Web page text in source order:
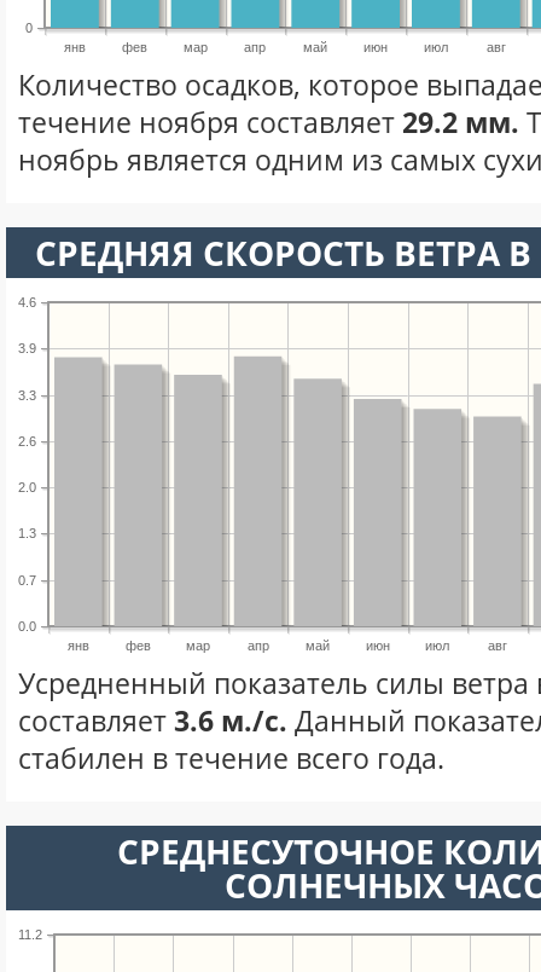
янв фев мар апр май июн июл авг
0
Количество осадков, которое
течение ноября составляет 29.2 мм.
ноябрь является одним из самых
СРЕДНЯЯ СКОРОСТЬ ВЕТРА
янв фев мар апр май июн июл авг
0.0
0.7
1.3
2.0
2.6
3.3
3.9
4.6
Усредненный показатель силы ветра
составляет3.6 м./с. Данный
стабилен в течение всего года.
СРЕДНЕСУТОЧНОЕ
СОЛНЕЧНЫХ
11.2